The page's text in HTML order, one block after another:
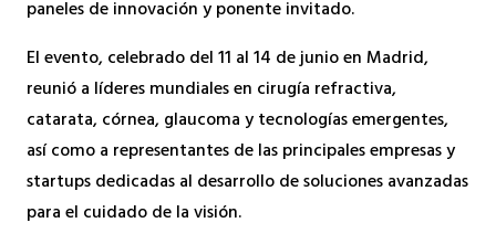
paneles de innovación y ponente invitado.
El evento, celebrado del 11 al 14 de junio en Madrid,
reunió a líderes mundiales en cirugía refractiva,
catarata, córnea, glaucoma y tecnologías emergentes,
así como a representantes de las principales empresas y
startups dedicadas al desarrollo de soluciones avanzadas
para el cuidado de la visión.